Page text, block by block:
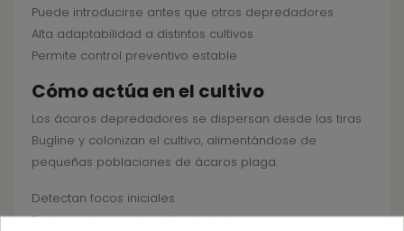
Puede introducirse antes que otros depredadores
Alta adaptabilidad a distintos cultivos
Permite control preventivo estable
Cómo actúa en el cultivo
Los ácaros depredadores se dispersan desde las tiras
Bugline y colonizan el cultivo, alimentándose de
pequeñas poblaciones de ácaros plaga.
Detectan focos iniciales
Reducen la reproducción de la plaga